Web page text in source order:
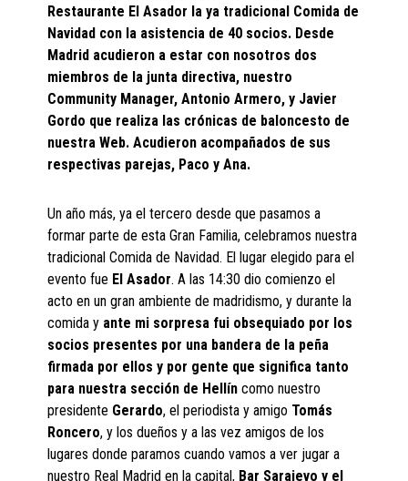
Restaurante El Asador la ya tradicional Comida de
Navidad con la asistencia de 40 socios. Desde
Madrid acudieron a estar con nosotros dos
miembros de la junta directiva, nuestro
Community Manager, Antonio Armero, y Javier
Gordo que realiza las crónicas de baloncesto de
nuestra Web. Acudieron acompañados de sus
respectivas parejas, Paco y Ana.
Un año más, ya el tercero desde que pasamos a
formar parte de esta Gran Familia, celebramos nuestra
tradicional Comida de Navidad. El lugar elegido para el
evento fue El Asador. A las 14:30 dio comienzo el
acto en un gran ambiente de madridismo, y durante la
comida y ante mi sorpresa fui obsequiado por los
socios presentes por una bandera de la peña
firmada por ellos y por gente que significa tanto
para nuestra sección de Hellíncomo nuestro
presidente Gerardo, el periodista y amigo Tomás
Roncero, y los dueños y a las vez amigos de los
lugares donde paramos cuando vamos a ver jugar a
nuestro Real Madrid en la capital, Bar Sarajevo y el